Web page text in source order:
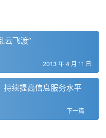
云飞渡”
2013 年 4 月 11 日
持续提高信息服务水平
下一篇